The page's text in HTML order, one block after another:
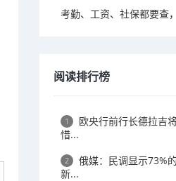
考勤、工资、社保都要查
阅读排行榜
1
欧央行前行长德拉吉
惜...
2
俄媒：民调显示73%
新...